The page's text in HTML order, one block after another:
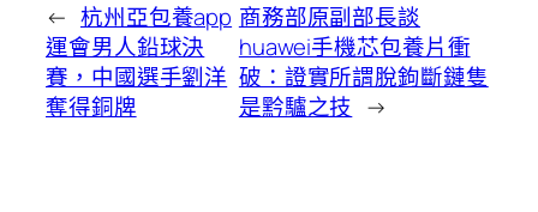
← 杭州亞包養app
運會男人鉛球決
賽，中國選手劉洋
奪得銅牌
商務部原副部長談
huawei手機芯包養片衝
破：證實所謂脫鉤斷鏈隻
是黔驢之技 →